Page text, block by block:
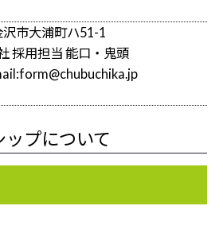
市大浦町ハ51-1
採用担当 能口・鬼頭
プについて